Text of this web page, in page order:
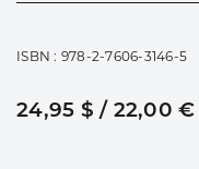
ISBN : 978-2-7606-3146-5
24,95 $ / 22,00 €